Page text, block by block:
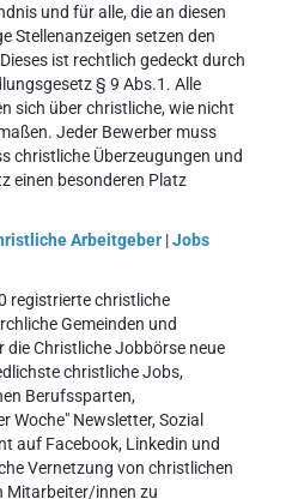
und für alle, die an diesen
Stellenanzeigen setzen den
ist rechtlich gedeckt durch
§ 9 Abs.1. Alle
sich über christliche, wie nicht
Jeder Bewerber muss
christliche Überzeugungen und
einen besonderen Platz
Arbeitgeber |Jobs
registrierte christliche
Gemeinden und
Christliche Jobbörse neue
christliche Jobs,
Berufssparten,
Woche" Newsletter, Sozial
auf Facebook, Linkedin und
Vernetzung von christlichen
Mitarbeiter/innen zu